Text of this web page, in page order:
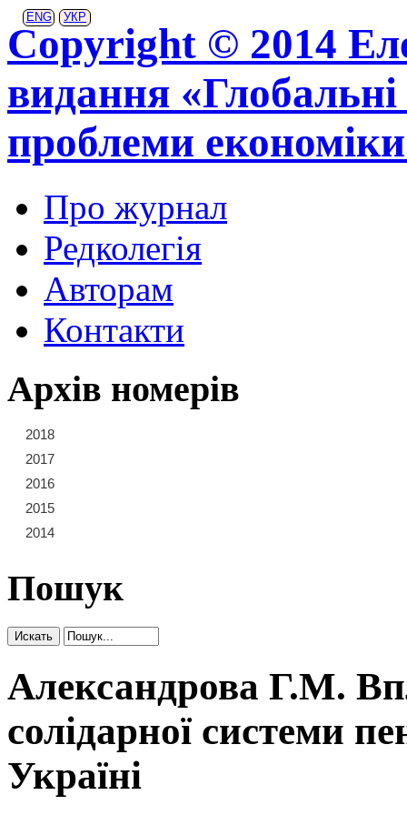
ENG УКР
Copyright © 2014
видання «Глобальні
проблеми
Про журнал
Редколегія
Авторам
Контакти
Архів номерів
2018
2017
2016
2015
2014
Пошук
Александрова Г.М.
солідарної системи
Україні